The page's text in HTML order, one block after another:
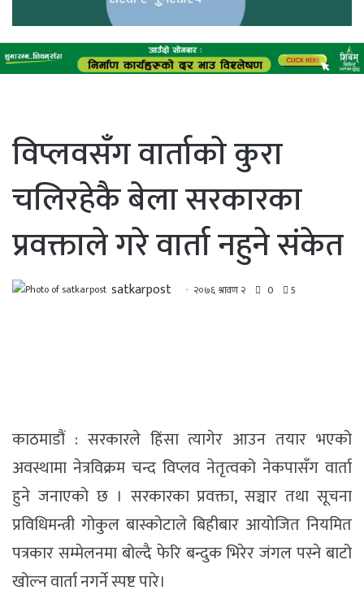
विप्लवसँग वार्ताकाे कुरा
चलिरहेकै बेला सरकारका
प्रवक्ताले गरे वार्ता नहुने संकेत
satkarpost २०७६ श्रावण २ 0 5
काठमाडौं : सरकारले हिंसा त्यागेर आउन तयार भएको
अवस्थामा नेत्रविक्रम चन्द विप्लव नेतृत्वको नेकपासँग वार्ता
हुने जनाएको छ । सरकारका प्रवक्ता, सञ्चार तथा सूचना
प्रविधिमन्त्री गोकुल बास्कोटाले बिहीबार आयोजित नियमित
पत्रकार सम्मेलनमा बोल्दै फेरि बन्दुक भिरेर जंगल पस्ने बाटो
खोल्न वार्ता नगर्ने स्पष्ट पारे।